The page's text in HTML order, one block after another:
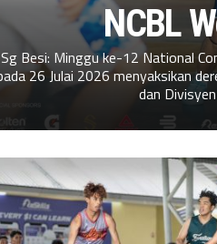
NCBL
Sg Besi: Minggu ke-12 National
26 Julai 2026 menyaksikan
dan